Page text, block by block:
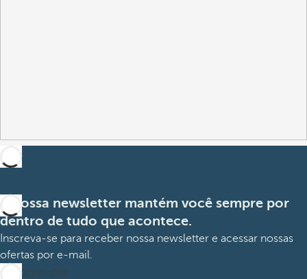
A nossa newsletter mantém você sempre por
dentro de tudo que acontece.
Inscreva-se para receber nossa newsletter e acessar nossas
ofertas por e-mail.
Inscrever-me